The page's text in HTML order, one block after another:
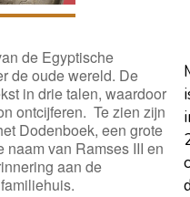
de Egyptische
de oude wereld. De
in drie talen, waardoor
ontcijferen. Te zien zijn
Dodenboek, een grote
van Ramses III en
aan de